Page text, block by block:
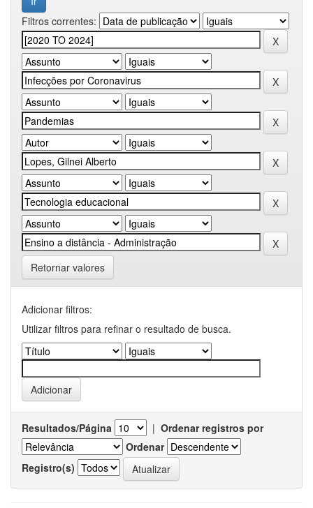
Filtros correntes:
Retornar valores
Adicionar filtros:
Utilizar filtros para refinar o resultado de busca.
Resultados/Página | Ordenar registros por
Ordenar
Registro(s)